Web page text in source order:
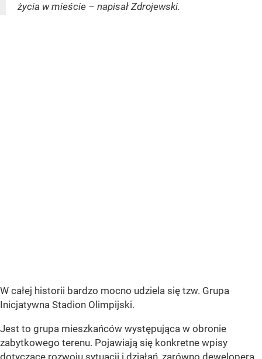
życia w mieście – napisał Zdrojewski.
W całej historii bardzo mocno udziela się tzw. Grupa
Inicjatywna Stadion Olimpijski.
Jest to grupa mieszkańców występująca w obronie
zabytkowego terenu. Pojawiają się konkretne wpisy